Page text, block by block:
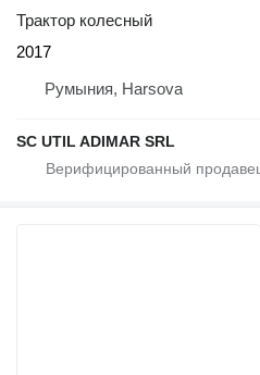
Трактор колесный
2017
Румыния, Harsova
SC UTIL ADIMAR SRL